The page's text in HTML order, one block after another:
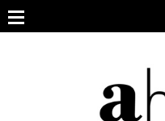
ARCHIVO DE REVISTAS